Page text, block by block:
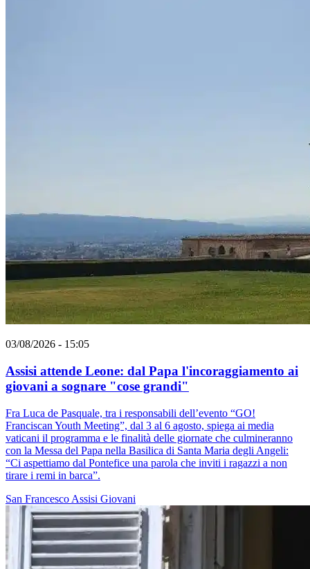
03/08/2026 - 15:05
Assisi attende Leone: dal Papa l'incoraggiamento ai
giovani a sognare "cose grandi"
Fra Luca de Pasquale, tra i responsabili dell’evento “GO!
Franciscan Youth Meeting”, dal 3 al 6 agosto, spiega ai media
vaticani il programma e le finalità delle giornate che culmineranno
con la Messa del Papa nella Basilica di Santa Maria degli Angeli:
“Ci aspettiamo dal Pontefice una parola che inviti i ragazzi a non
tirare i remi in barca”.
San Francesco Assisi Giovani